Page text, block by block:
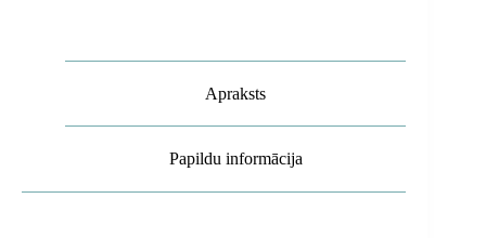
Apraksts
Papildu informācija